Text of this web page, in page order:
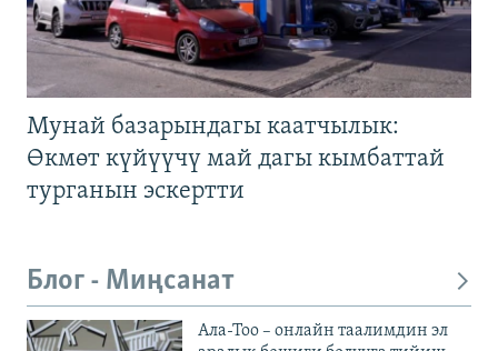
Мунай базарындагы каатчылык:
Өкмөт күйүүчү май дагы кымбаттай
турганын эскертти
Блог - Миңсанат
Ала-Тоо – онлайн таалимдин эл